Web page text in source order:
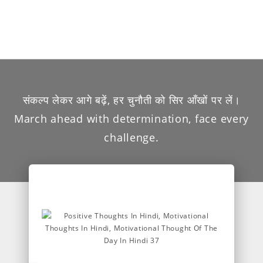
संकल्प लेकर आगे बढ़ें, हर चुनौती को सिर आँखों पर लें।
March ahead with determination, face every
challenge.